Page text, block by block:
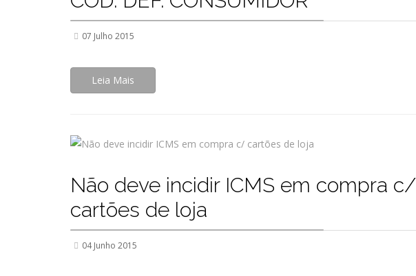
07 Julho 2015
Leia Mais
Não deve incidir ICMS em compra c/
cartões de loja
04 Junho 2015